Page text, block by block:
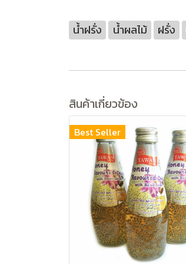
น้ำฝรั่ง น้ำผลไม้ ฝรั่ง
สินค้าเกี่ยวข้อง
Best Seller